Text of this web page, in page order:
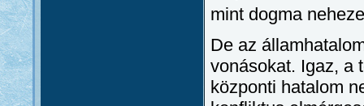
mint dogma
De az
vonásokat. Igaz, a
központi hatalom